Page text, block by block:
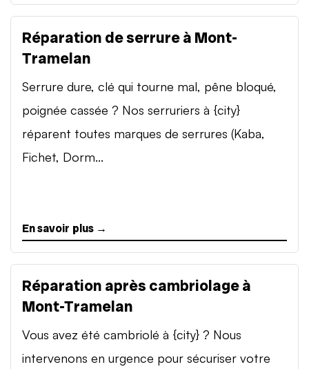
Réparation de serrure à Mont-
Tramelan
Serrure dure, clé qui tourne mal, pêne bloqué,
poignée cassée ? Nos serruriers à {city}
réparent toutes marques de serrures (Kaba,
Fichet, Dorm...
En savoir plus →
Réparation après cambriolage à
Mont-Tramelan
Vous avez été cambriolé à {city} ? Nous
intervenons en urgence pour sécuriser votre